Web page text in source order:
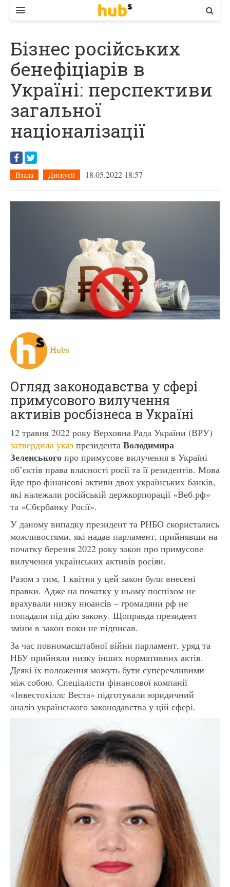
ЕКОНОМІКА
БІЗНЕС
СТАРТЕР
КОНТАКТИ
Бізнес російських
бенефіціарів в
Україні: перспективи
загальної
націоналізації
Влада Дискусії 18.05.2022 18:57
Hubs
Огляд законодавства у сфері
примусового вилучення
активів росбізнеса в Україні
12 травня 2022 року Верховна Рада України (ВРУ)
затвердила указ президента Володимира
Зеленського про примусове вилучення в Україні
об’єктів права власності росії та її резидентів. Мова
йде про фінансові активи двох українських банків,
які належали російській держкорпорації «Веб.рф»
та «Сбєрбанку Росії».
У даному випадку президент та РНБО скористались
можливостями, які надав парламент, прийнявши на
початку березня 2022 року закон про примусове
вилучення українських активів росіян.
Разом з тим, 1 квітня у цей закон були внесені
правки. Адже на початку у ньому поспіхом не
врахували низку нюансів – громадяни рф не
попадали під дію закону. Щоправда президент
зміни в закон поки не підписав.
За час повномасштабної війни парламент, уряд та
НБУ прийняли низку інших нормативних актів.
Деякі їх положення можуть бути суперечливими
між собою. Спеціалісти фінансової компанії
«Інвестохіллс Веста» підготували юридичний
аналіз українського законодавства у цій сфері.